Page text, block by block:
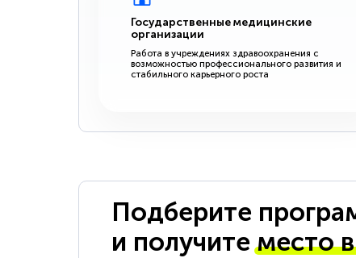
Государственные медицинские
организации
Работа в учреждениях здравоохранения с
возможностью профессионального развития и
стабильного карьерного роста
Подберите
и получитеместо